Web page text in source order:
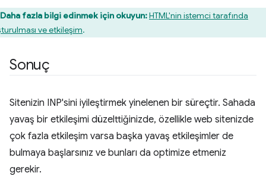
Daha fazla bilgi edinmek için okuyun:HTML'nin istemci tarafında
ve etkileşim.
Sonuç
Sitenizin INP'sini iyileştirmek yinelenen bir süreçtir. Sahada
yavaş bir etkileşimi düzelttiğinizde, özellikle web sitenizde
çok fazla etkileşim varsa başka yavaş etkileşimler de
bulmaya başlarsınız ve bunları da optimize etmeniz
gerekir.